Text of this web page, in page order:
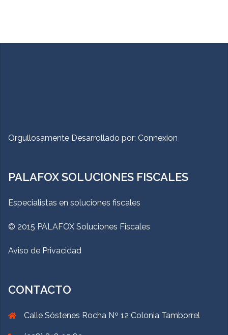
Orgullosamente Desarrollado por: Connexion
PALAFOX SOLUCIONES FISCALES
Especialistas en soluciones fiscales
© 2015 PALAFOX Soluciones Fiscales
Aviso de Privacidad
CONTACTO
Calle Sóstenes Rocha Nº 12 Colonia Tamborrel